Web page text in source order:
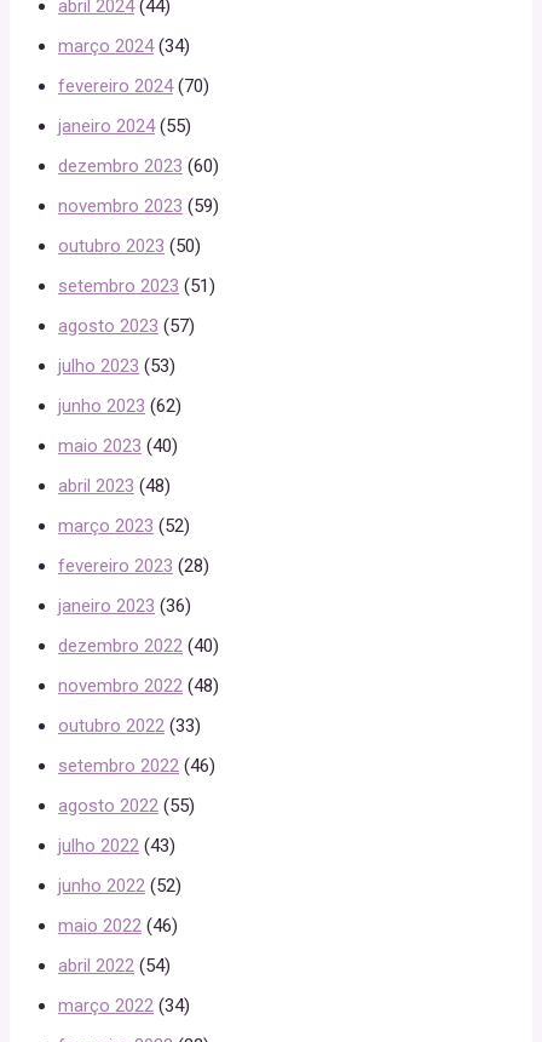
abril 2024(44)
março 2024(34)
fevereiro 2024(70)
janeiro 2024(55)
dezembro 2023 (60)
novembro 2023 (59)
outubro 2023 (50)
setembro 2023 (51)
agosto 2023 (57)
julho 2023 (53)
junho 2023 (62)
maio 2023 (40)
abril 2023 (48)
março 2023 (52)
fevereiro 2023 (28)
janeiro 2023 (36)
dezembro 2022 (40)
novembro 2022 (48)
outubro 2022 (33)
setembro 2022 (46)
agosto 2022 (55)
julho 2022 (43)
junho 2022 (52)
maio 2022 (46)
abril 2022 (54)
março 2022 (34)